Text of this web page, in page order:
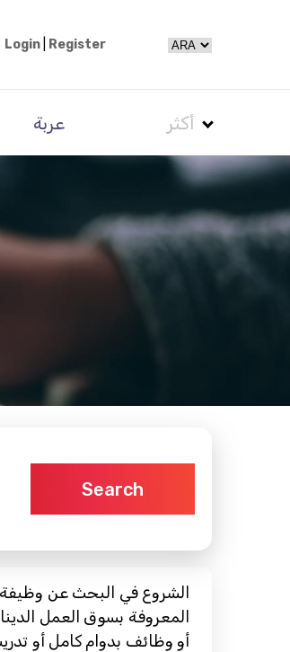
Login Register
عربة أكثر
Search
الشروع في البحث عن وظيفة
أو وظائف بدوام كامل أو